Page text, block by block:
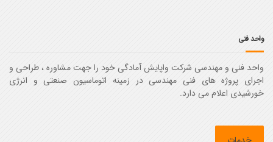
واحد فنی
واحد فنی و مهندسی شرکت واپایش آمادگی خود را جهت مشاوره ، طراحی و
اجرای پروژه های فنی مهندسی در زمینه اتوماسیون صنعتی و انرژی
خورشیدی اعلام می دارد.